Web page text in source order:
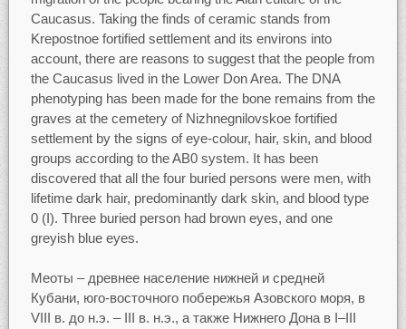
Caucasus. Taking the finds of ceramic stands from
Krepostnoe fortified settlement and its environs into
account, there are reasons to suggest that the people from
the Caucasus lived in the Lower Don Area. The DNA
phenotyping has been made for the bone remains from the
graves at the cemetery of Nizhnegnilovskoe fortified
settlement by the signs of eye-colour, hair, skin, and blood
groups according to the AB0 system. It has been
discovered that all the four buried persons were men, with
lifetime dark hair, predominantly dark skin, and blood type
0 (I). Three buried person had brown eyes, and one
greyish blue eyes.
Меоты – древнее население нижней и средней
Кубани, юго-восточного побережья Азовского моря, в
VIII в. до н.э. – III в. н.э., а также Нижнего Дона в I–III